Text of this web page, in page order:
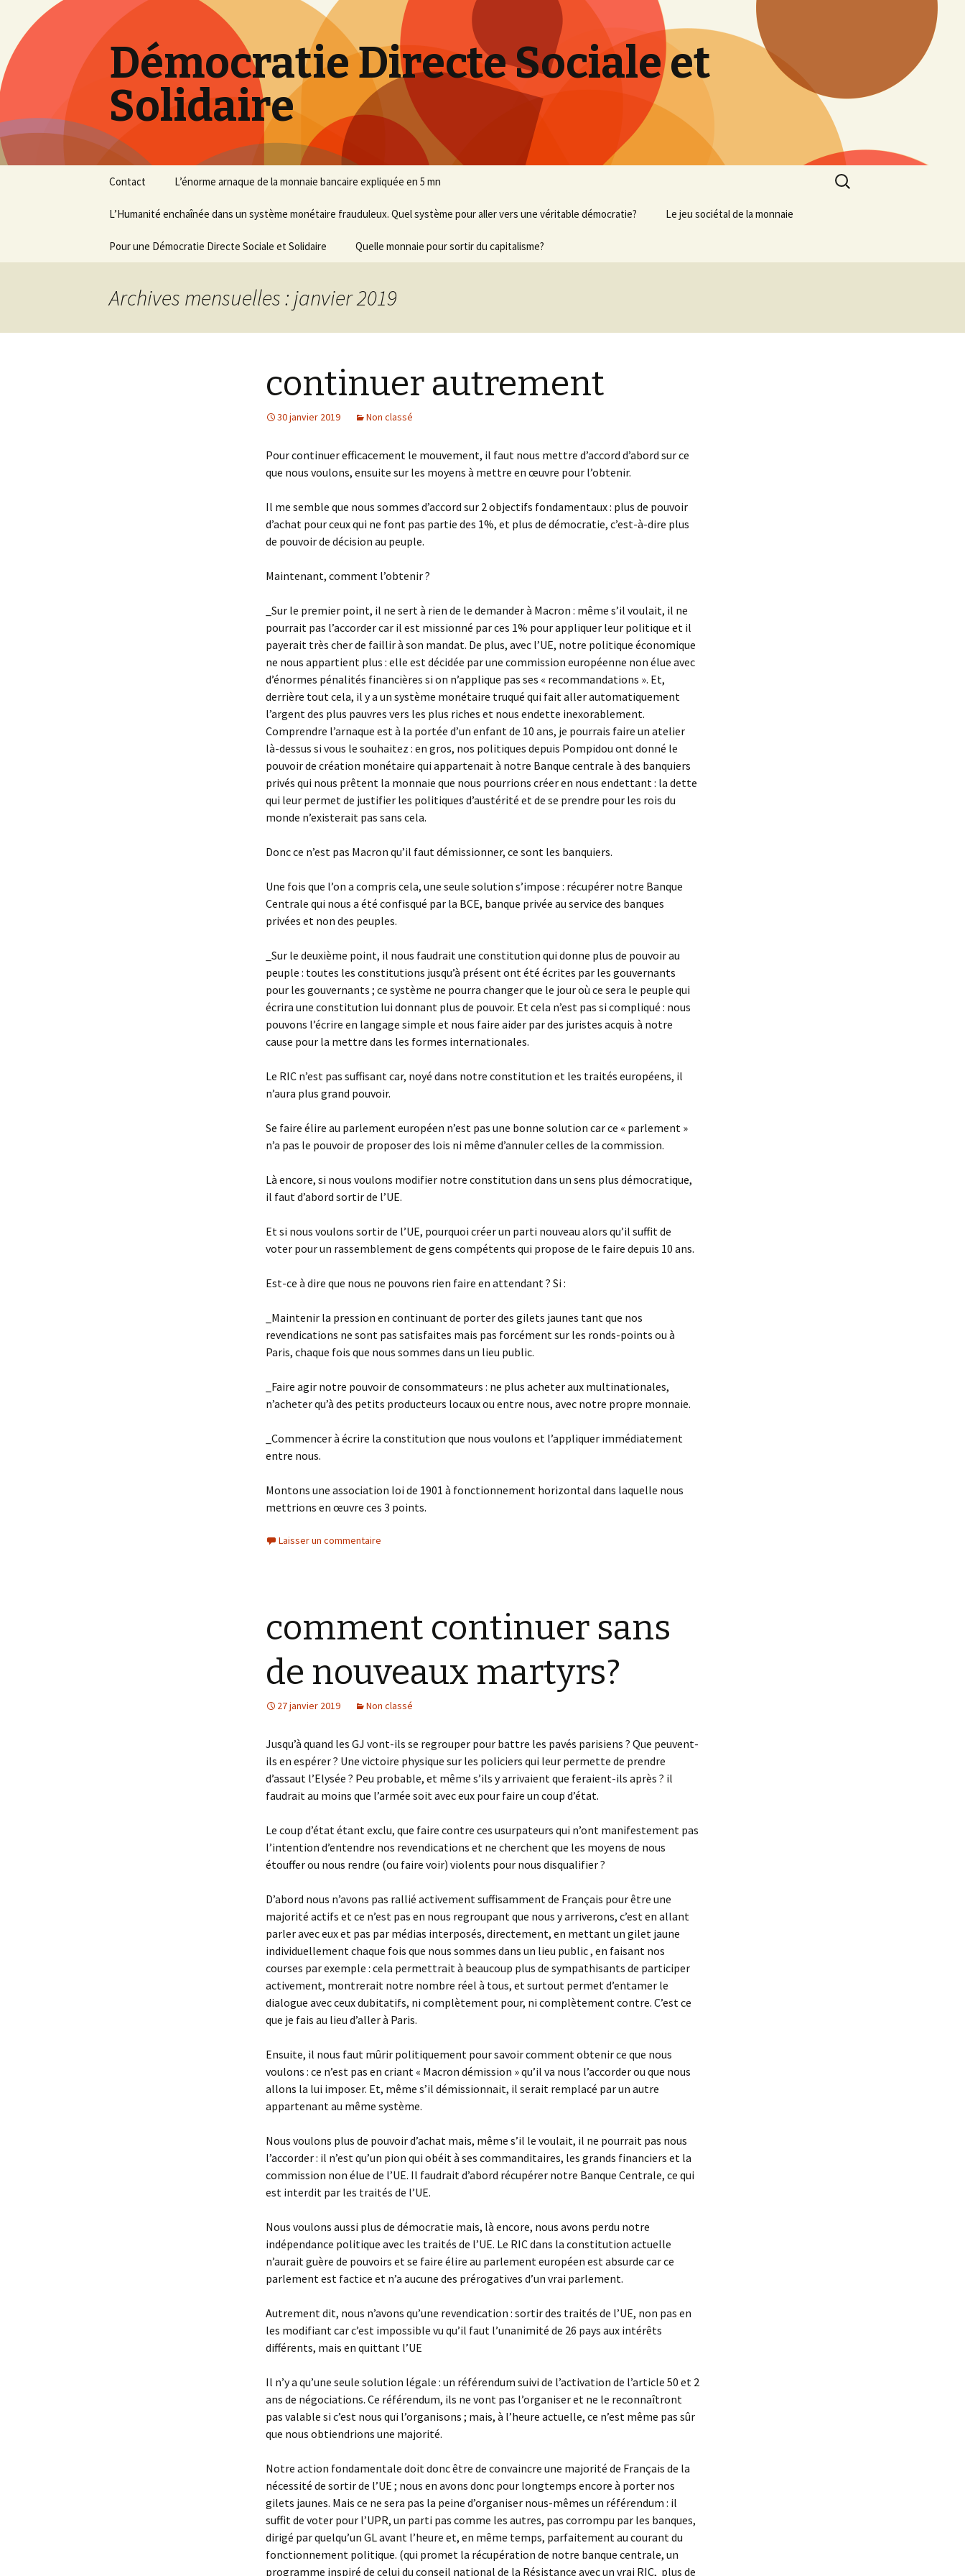
Démocratie Directe Sociale et
Solidaire
Aller
contenu
Contact L’énorme arnaque de la monnaie bancaire expliquée en 5 mn
L’Humanité enchaînée dans un système monétaire frauduleux. Quel système pour aller vers une véritable démocratie? Le jeu sociétal de la monnaie
Pour une Démocratie Directe Sociale et Solidaire Quelle monnaie pour sortir du capitalisme?
Rechercher :
Archives mensuelles : janvier 2019
continuer autrement
30 janvier 2019 Non classé
Pour continuer efficacement le mouvement, il faut nous mettre d’accord d’abord sur ce
que nous voulons, ensuite sur les moyens à mettre en œuvre pour l’obtenir.
Il me semble que nous sommes d’accord sur 2 objectifs fondamentaux : plus de pouvoir
d’achat pour ceux qui ne font pas partie des 1%, et plus de démocratie, c’est-à-dire plus
de pouvoir de décision au peuple.
Maintenant, comment l’obtenir ?
_Sur le premier point, il ne sert à rien de le demander à Macron : même s’il voulait, il ne
pourrait pas l’accorder car il est missionné par ces 1% pour appliquer leur politique et il
payerait très cher de faillir à son mandat. De plus, avec l’UE, notre politique économique
ne nous appartient plus : elle est décidée par une commission européenne non élue avec
d’énormes pénalités financières si on n’applique pas ses « recommandations ». Et,
derrière tout cela, il y a un système monétaire truqué qui fait aller automatiquement
l’argent des plus pauvres vers les plus riches et nous endette inexorablement.
Comprendre l’arnaque est à la portée d’un enfant de 10 ans, je pourrais faire un atelier
là-dessus si vous le souhaitez : en gros, nos politiques depuis Pompidou ont donné le
pouvoir de création monétaire qui appartenait à notre Banque centrale à des banquiers
privés qui nous prêtent la monnaie que nous pourrions créer en nous endettant : la dette
qui leur permet de justifier les politiques d’austérité et de se prendre pour les rois du
monde n’existerait pas sans cela.
Donc ce n’est pas Macron qu’il faut démissionner, ce sont les banquiers.
Une fois que l’on a compris cela, une seule solution s’impose : récupérer notre Banque
Centrale qui nous a été confisqué par la BCE, banque privée au service des banques
privées et non des peuples.
_Sur le deuxième point, il nous faudrait une constitution qui donne plus de pouvoir au
peuple : toutes les constitutions jusqu’à présent ont été écrites par les gouvernants
pour les gouvernants ; ce système ne pourra changer que le jour où ce sera le peuple qui
écrira une constitution lui donnant plus de pouvoir. Et cela n’est pas si compliqué : nous
pouvons l’écrire en langage simple et nous faire aider par des juristes acquis à notre
cause pour la mettre dans les formes internationales.
Le RIC n’est pas suffisant car, noyé dans notre constitution et les traités européens, il
n’aura plus grand pouvoir.
Se faire élire au parlement européen n’est pas une bonne solution car ce « parlement »
n’a pas le pouvoir de proposer des lois ni même d’annuler celles de la commission.
Là encore, si nous voulons modifier notre constitution dans un sens plus démocratique,
il faut d’abord sortir de l’UE.
Et si nous voulons sortir de l’UE, pourquoi créer un parti nouveau alors qu’il suffit de
voter pour un rassemblement de gens compétents qui propose de le faire depuis 10 ans.
Est-ce à dire que nous ne pouvons rien faire en attendant ? Si :
_Maintenir la pression en continuant de porter des gilets jaunes tant que nos
revendications ne sont pas satisfaites mais pas forcément sur les ronds-points ou à
Paris, chaque fois que nous sommes dans un lieu public.
_Faire agir notre pouvoir de consommateurs : ne plus acheter aux multinationales,
n’acheter qu’à des petits producteurs locaux ou entre nous, avec notre propre monnaie.
_Commencer à écrire la constitution que nous voulons et l’appliquer immédiatement
entre nous.
Montons une association loi de 1901 à fonctionnement horizontal dans laquelle nous
mettrions en œuvre ces 3 points.
Laisser un commentaire
comment continuer sans
de nouveaux martyrs?
27 janvier 2019 Non classé
Jusqu’à quand les GJ vont-ils se regrouper pour battre les pavés parisiens ? Que peuvent-
ils en espérer ? Une victoire physique sur les policiers qui leur permette de prendre
d’assaut l’Elysée ? Peu probable, et même s’ils y arrivaient que feraient-ils après ? il
faudrait au moins que l’armée soit avec eux pour faire un coup d’état.
Le coup d’état étant exclu, que faire contre ces usurpateurs qui n’ont manifestement pas
l’intention d’entendre nos revendications et ne cherchent que les moyens de nous
étouffer ou nous rendre (ou faire voir) violents pour nous disqualifier ?
D’abord nous n’avons pas rallié activement suffisamment de Français pour être une
majorité actifs et ce n’est pas en nous regroupant que nous y arriverons, c’est en allant
parler avec eux et pas par médias interposés, directement, en mettant un gilet jaune
individuellement chaque fois que nous sommes dans un lieu public , en faisant nos
courses par exemple : cela permettrait à beaucoup plus de sympathisants de participer
activement, montrerait notre nombre réel à tous, et surtout permet d’entamer le
dialogue avec ceux dubitatifs, ni complètement pour, ni complètement contre. C’est ce
que je fais au lieu d’aller à Paris.
Ensuite, il nous faut mûrir politiquement pour savoir comment obtenir ce que nous
voulons : ce n’est pas en criant « Macron démission » qu’il va nous l’accorder ou que nous
allons la lui imposer. Et, même s’il démissionnait, il serait remplacé par un autre
appartenant au même système.
Nous voulons plus de pouvoir d’achat mais, même s’il le voulait, il ne pourrait pas nous
l’accorder : il n’est qu’un pion qui obéit à ses commanditaires, les grands financiers et la
commission non élue de l’UE. Il faudrait d’abord récupérer notre Banque Centrale, ce qui
est interdit par les traités de l’UE.
Nous voulons aussi plus de démocratie mais, là encore, nous avons perdu notre
indépendance politique avec les traités de l’UE. Le RIC dans la constitution actuelle
n’aurait guère de pouvoirs et se faire élire au parlement européen est absurde car ce
parlement est factice et n’a aucune des prérogatives d’un vrai parlement.
Autrement dit, nous n’avons qu’une revendication : sortir des traités de l’UE, non pas en
les modifiant car c’est impossible vu qu’il faut l’unanimité de 26 pays aux intérêts
différents, mais en quittant l’UE
Il n’y a qu’une seule solution légale : un référendum suivi de l’activation de l’article 50 et 2
ans de négociations. Ce référendum, ils ne vont pas l’organiser et ne le reconnaîtront
pas valable si c’est nous qui l’organisons ; mais, à l’heure actuelle, ce n’est même pas sûr
que nous obtiendrions une majorité.
Notre action fondamentale doit donc être de convaincre une majorité de Français de la
nécessité de sortir de l’UE ; nous en avons donc pour longtemps encore à porter nos
gilets jaunes. Mais ce ne sera pas la peine d’organiser nous-mêmes un référendum : il
suffit de voter pour l’UPR, un parti pas comme les autres, pas corrompu par les banques,
dirigé par quelqu’un GL avant l’heure et, en même temps, parfaitement au courant du
fonctionnement politique. (qui promet la récupération de notre banque centrale, un
programme inspiré de celui du conseil national de la Résistance avec un vrai RIC, plus de